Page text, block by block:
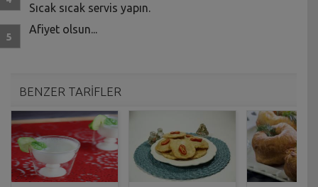
Sıcak sıcak servis yapın.
Afiyet olsun...
BENZER TARİFLER